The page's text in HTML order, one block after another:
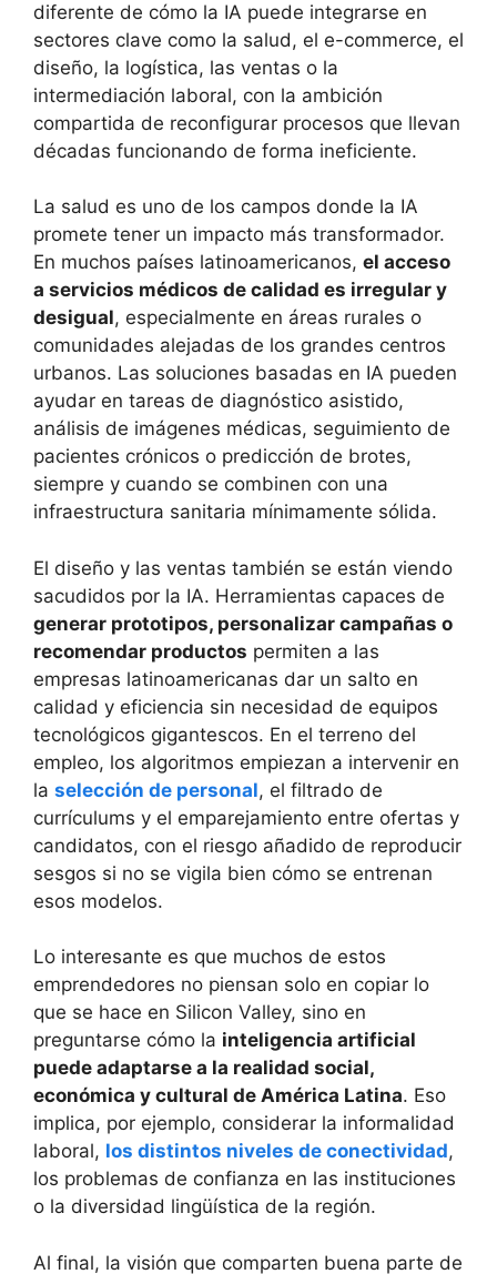
diferente de cómo la IA puede integrarse en
sectores clave como la salud, el e-commerce, el
diseño, la logística, las ventas o la
intermediación laboral, con la ambición
compartida de reconfigurar procesos que llevan
décadas funcionando de forma ineficiente.
La salud es uno de los campos donde la IA
promete tener un impacto más transformador.
En muchos países latinoamericanos, el acceso
a servicios médicos de calidad es irregular y
desigual, especialmente en áreas rurales o
comunidades alejadas de los grandes centros
urbanos. Las soluciones basadas en IA pueden
ayudar en tareas de diagnóstico asistido,
análisis de imágenes médicas, seguimiento de
pacientes crónicos o predicción de brotes,
siempre y cuando se combinen con una
infraestructura sanitaria mínimamente sólida.
El diseño y las ventas también se están viendo
sacudidos por la IA. Herramientas capaces de
generar prototipos, personalizar campañas o
recomendar productos permiten a las
empresas latinoamericanas dar un salto en
calidad y eficiencia sin necesidad de equipos
tecnológicos gigantescos. En el terreno del
empleo, los algoritmos empiezan a intervenir en
la selección de personal, el filtrado de
currículums y el emparejamiento entre ofertas y
candidatos, con el riesgo añadido de reproducir
sesgos si no se vigila bien cómo se entrenan
esos modelos.
Lo interesante es que muchos de estos
emprendedores no piensan solo en copiar lo
que se hace en Silicon Valley, sino en
preguntarse cómo la inteligencia artificial
puede adaptarse a la realidad social,
económica y cultural de América Latina. Eso
implica, por ejemplo, considerar la informalidad
laboral, los distintos niveles de conectividad,
los problemas de confianza en las instituciones
o la diversidad lingüística de la región.
Al final, la visión que comparten buena parte de